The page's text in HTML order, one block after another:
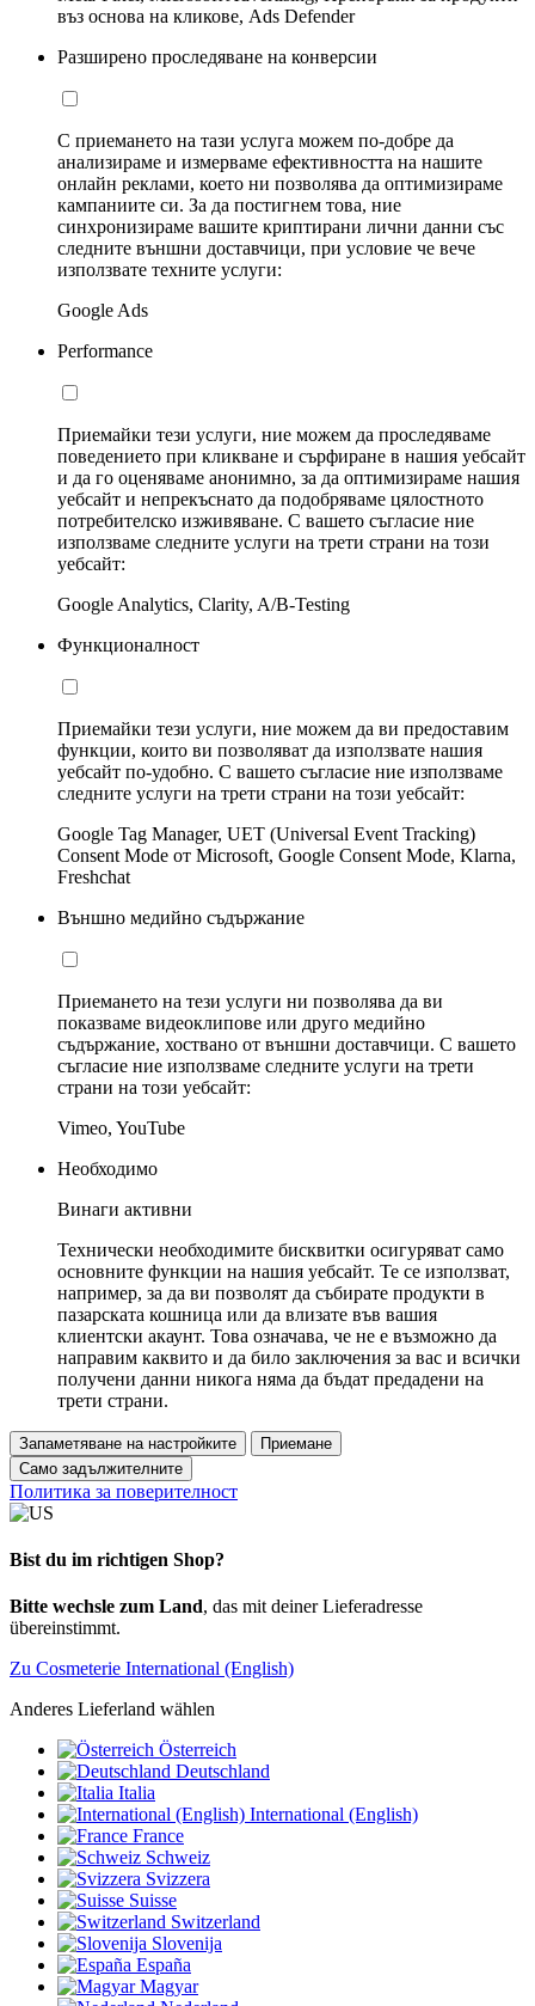
въз основа на кликове, Ads Defender
Разширено проследяване на конверсии
С приемането на тази услуга можем по-добре да
анализираме и измерваме ефективността на нашите
онлайн реклами, което ни позволява да оптимизираме
кампаниите си. За да постигнем това, ние
синхронизираме вашите криптирани лични данни със
следните външни доставчици, при условие че вече
използвате техните услуги:
Google Ads
Performance
Приемайки тези услуги, ние можем да проследяваме
поведението при кликване и сърфиране в нашия уебсайт
и да го оценяваме анонимно, за да оптимизираме нашия
уебсайт и непрекъснато да подобряваме цялостното
потребителско изживяване. С вашето съгласие ние
използваме следните услуги на трети страни на този
уебсайт:
Google Analytics, Clarity, A/B-Testing
Функционалност
Приемайки тези услуги, ние можем да ви предоставим
функции, които ви позволяват да използвате нашия
уебсайт по-удобно. С вашето съгласие ние използваме
следните услуги на трети страни на този уебсайт:
Google Tag Manager, UET (Universal Event Tracking)
Consent Mode от Microsoft, Google Consent Mode, Klarna,
Freshchat
Външно медийно съдържание
Приемането на тези услуги ни позволява да ви
показваме видеоклипове или друго медийно
съдържание, хоствано от външни доставчици. С вашето
съгласие ние използваме следните услуги на трети
страни на този уебсайт:
Vimeo, YouTube
Необходимо
Винаги активни
Технически необходимите бисквитки осигуряват само
основните функции на нашия уебсайт. Те се използват,
например, за да ви позволят да събирате продукти в
пазарската кошница или да влизате във вашия
клиентски акаунт. Това означава, че не е възможно да
направим каквито и да било заключения за вас и всички
получени данни никога няма да бъдат предадени на
трети страни.
Запаметяване на настройките
Приемане
Само задължителните
Политика за поверителност
Bist du im richtigen Shop?
Bitte wechsle zum Land, das mit deiner Lieferadresse
übereinstimmt.
Zu Cosmeterie International (English)
Anderes Lieferland wählen
Österreich
Deutschland
Italia
International (English)
France
Schweiz
Svizzera
Suisse
Switzerland
Slovenija
España
Magyar